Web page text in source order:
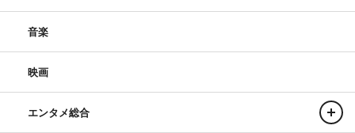
音楽
映画
エンタメ総合